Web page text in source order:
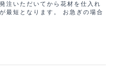
注いただいてから花材を仕入れ
最短となります。 お急ぎの場合